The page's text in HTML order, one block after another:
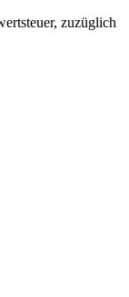
zuzüglich